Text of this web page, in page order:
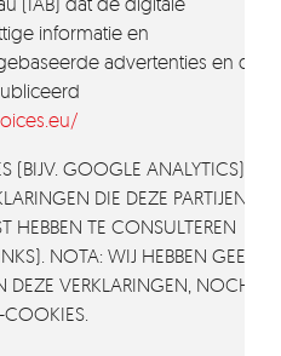
informatie en
advertenties en de
(BIJV. GOOGLE ANALYTICS),
DIE DEZE PARTIJEN
HEBBEN TE CONSULTEREN
NOTA: WIJ HEBBEN GEEN
VERKLARINGEN, NOCH